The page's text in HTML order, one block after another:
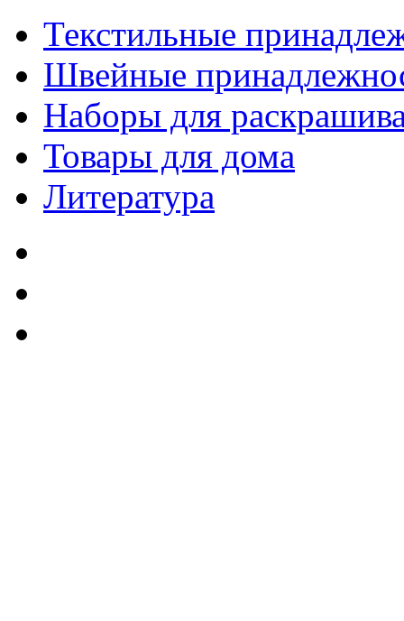
Текстильные
Швейные
Наборы для
Товары для дома
Литература